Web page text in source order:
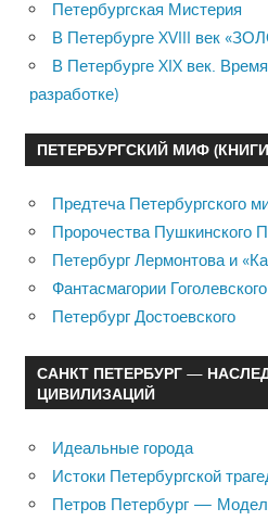
Петербургская Мистерия
В Петербурге XVIII век
В Петербурге XIX век.
разработке)
ПЕТЕРБУРГСКИЙ МИФ
Предтеча Петербургского
Пророчества Пушкинского
Петербург Лермонтова и
Фантасмагории
Петербург Достоевского
САНКТ ПЕТЕРБУРГ —
ЦИВИЛИЗАЦИЙ
Идеальные города
Истоки Петербургской
Петров Петербург —